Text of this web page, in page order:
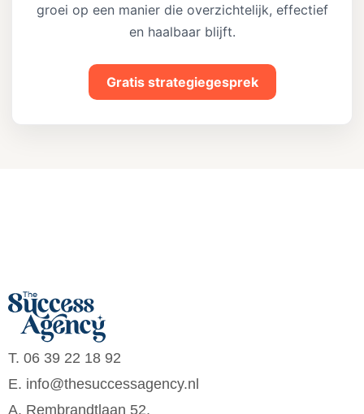
groei op een manier die overzichtelijk, effectief
en haalbaar blijft.
Gratis strategiegesprek
T. 06 39 22 18 92
E. info@thesuccessagency.nl
A. Rembrandtlaan 52,